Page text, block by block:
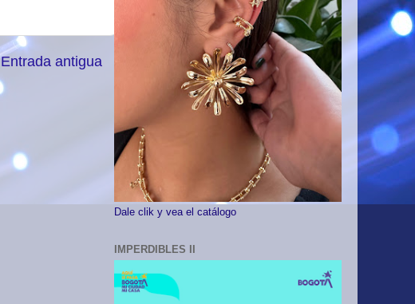
Entrada antigua
Dale clik y vea el catálogo
IMPERDIBLES II